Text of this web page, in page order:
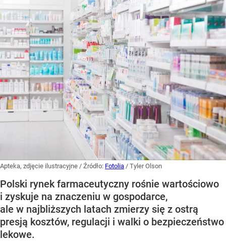
Apteka, zdjęcie ilustracyjne / Źródło: Fotolia / Tyler Olson
Polski rynek farmaceutyczny rośnie wartościowo
i zyskuje na znaczeniu w gospodarce,
ale w najbliższych latach zmierzy się z ostrą
presją kosztów, regulacji i walki o bezpieczeństwo
lekowe.